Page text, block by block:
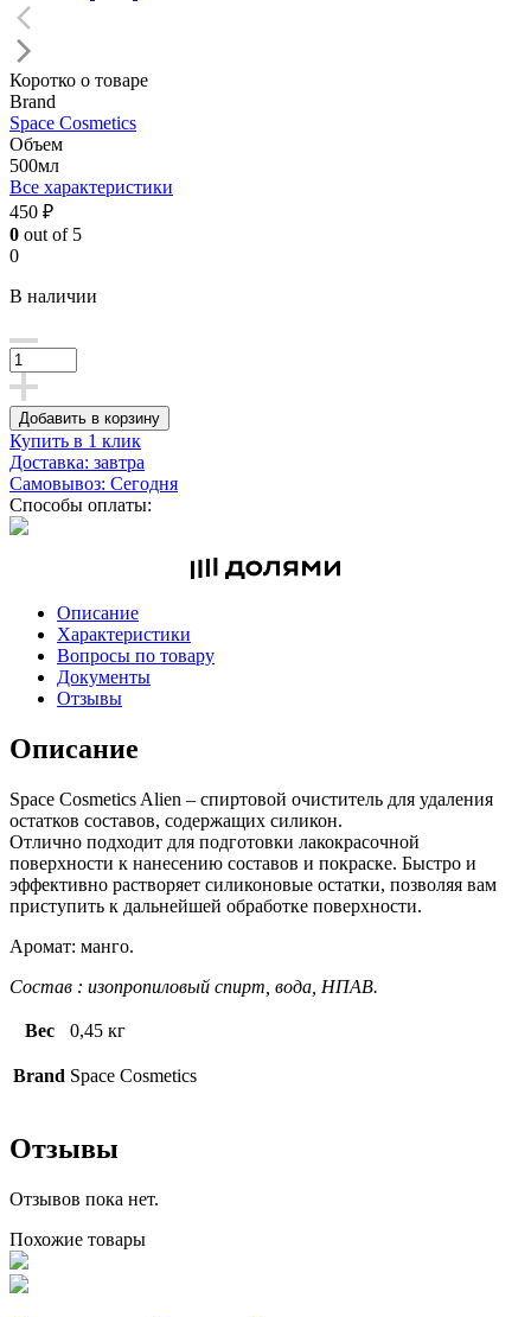
Коротко о товаре
Brand
Space Cosmetics
Объем
500мл
Все характеристики
450 ₽
0 out of 5
0
В наличии
Добавить в корзину
Купить в 1 клик
Доставка: завтра
Самовывоз: Сегодня
Способы оплаты:
Описание
Характеристики
Вопросы по товару
Документы
Отзывы
Описание
Space Cosmetics Alien – спиртовой очиститель для удаления
остатков составов, содержащих силикон.
Отлично подходит для подготовки лакокрасочной
поверхности к нанесению составов и покраске. Быстро и
эффективно растворяет силиконовые остатки, позволяя вам
приступить к дальнейшей обработке поверхности.
Аромат: манго.
Состав : изопропиловый спирт, вода, НПАВ.
Вес 0,45 кг
Brand Space Cosmetics
Отзывы
Отзывов пока нет.
Похожие товары